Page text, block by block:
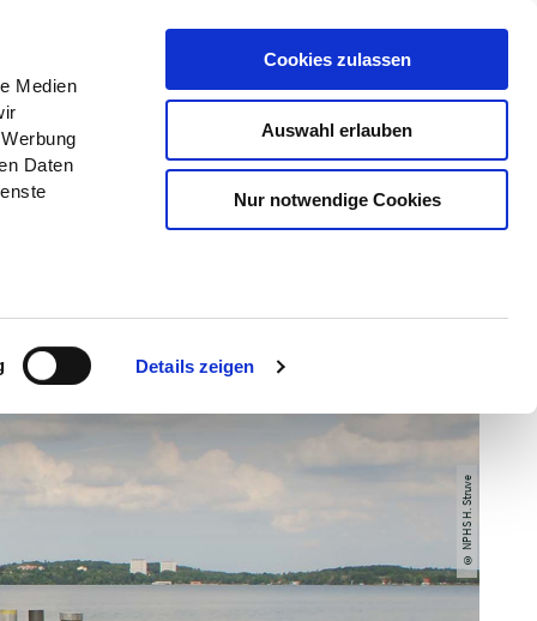
Medien
Daten
Details zeigen
Cookies zulassen
Auswahl erlauben
Nur notwendige Cookies
Erlebnisse Buchen
© NPHS H. Struve